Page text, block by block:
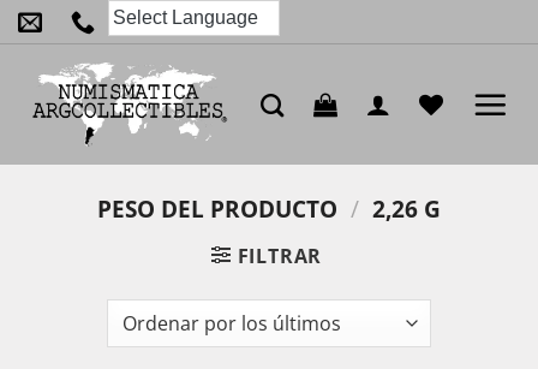
Saltar
al
contenido
PESO DEL PRODUCTO / 2,26 G
FILTRAR